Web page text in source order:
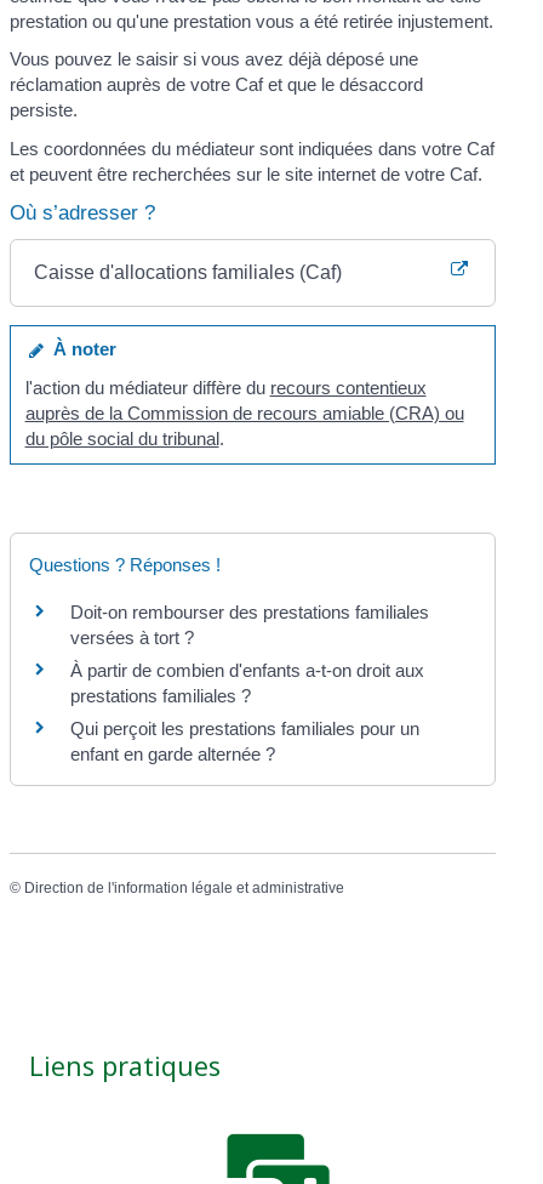
prestation ou qu'une prestation vous a été retirée injustement.
Vous pouvez le saisir si vous avez déjà déposé une
réclamation auprès de votre Caf et que le désaccord
persiste.
Les coordonnées du médiateur sont indiquées dans votre Caf
et peuvent être recherchées sur le site internet de votre Caf.
Où s’adresser ?
Caisse d'allocations familiales (Caf)
À noter
l'action du médiateur diffère du recours contentieux
auprès de la Commission de recours amiable (CRA) ou
du pôle social du tribunal.
Questions ? Réponses !
Doit-on rembourser des prestations familiales
versées à tort ?
À partir de combien d'enfants a-t-on droit aux
prestations familiales ?
Qui perçoit les prestations familiales pour un
enfant en garde alternée ?
© Direction de l'information légale et administrative
Liens pratiques